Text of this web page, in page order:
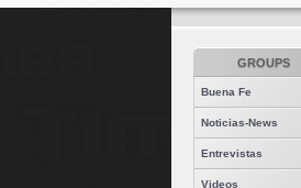
GROUPS
Buena Fe
Noticias-News
Entrevistas
Videos